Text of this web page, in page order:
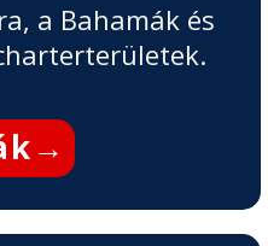
a Bahamák és
→